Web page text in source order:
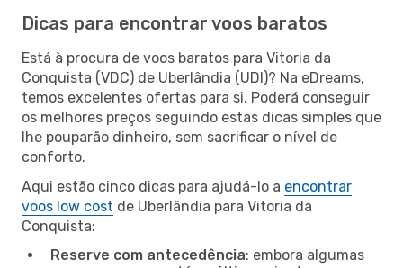
Dicas para encontrar voos baratos
Está à procura de voos baratos para Vitoria da
Conquista (VDC) de Uberlândia (UDI)? Na eDreams,
temos excelentes ofertas para si. Poderá conseguir
os melhores preços seguindo estas dicas simples que
lhe pouparão dinheiro, sem sacrificar o nível de
conforto.
Aqui estão cinco dicas para ajudá-lo a encontrar
voos low cost de Uberlândia para Vitoria da
Conquista:
Reserve com antecedência: embora algumas